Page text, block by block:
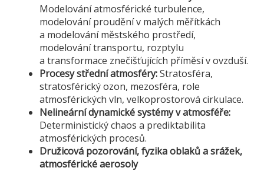
Modelování atmosférické turbulence,
modelování proudění v malých měřítkách
a modelování městského prostředí,
modelování transportu, rozptylu
a transformace znečišťujících příměsí v ovzduší.
Procesy střední atmosféry:Stratosféra,
stratosférický ozon, mezosféra, role
atmosférických vln, velkoprostorová cirkulace.
Nelineární dynamické systémy v atmosféře:
Deterministický chaos a prediktabilita
atmosférických procesů.
Družicová pozorování, fyzika oblaků a srážek,
atmosférické aerosoly